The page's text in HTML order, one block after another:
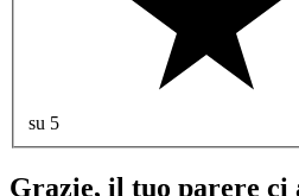
su 5
Grazie, il tuo parere ci